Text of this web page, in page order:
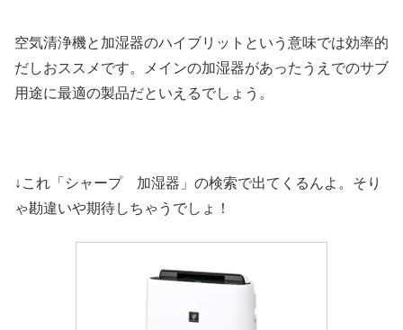
空気清浄機と加湿器のハイブリットという意味では効率的
だしおススメです。メインの加湿器があったうえでのサブ
用途に最適の製品だといえるでしょう。
↓これ「シャープ 加湿器」の検索で出てくるんよ。そり
ゃ勘違いや期待しちゃうでしょ！